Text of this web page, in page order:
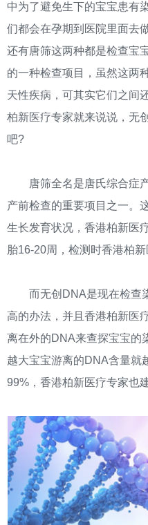
中为了避免生下的宝宝患有
们都会在孕期到医院里面去
还有唐筛这两种都是检查宝
的一种检查项目，虽然这两
天性疾病，可其实它们之间
柏新医疗专家就来说说，无
吧?
唐筛全名是唐氏综合症产
产前检查的重要项目之一。
生长发育状况，香港柏新医
胎16-20周，检测时香港柏
而无创DNA是现在检查
高的办法，并且香港柏新医
离在外的DNA来查探宝宝的
越大宝宝游离的DNA含量就
99%，香港柏新医疗专家也